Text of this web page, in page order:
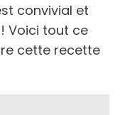
convivial et
! Voici tout ce
cette recette